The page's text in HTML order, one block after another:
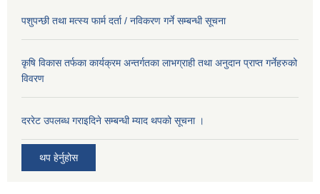
पशुपन्छी तथा मत्स्य फार्म दर्ता / नविकरण गर्ने सम्बन्धी सूचना
कृषि विकास तर्फका कार्यक्रम अन्तर्गतका लाभग्राही तथा अनुदान प्राप्त गर्नेहरुको
विवरण
दररेट उपलब्ध गराइदिने सम्बन्धी म्याद थपको सूचना ।
थप हेर्नुहोस